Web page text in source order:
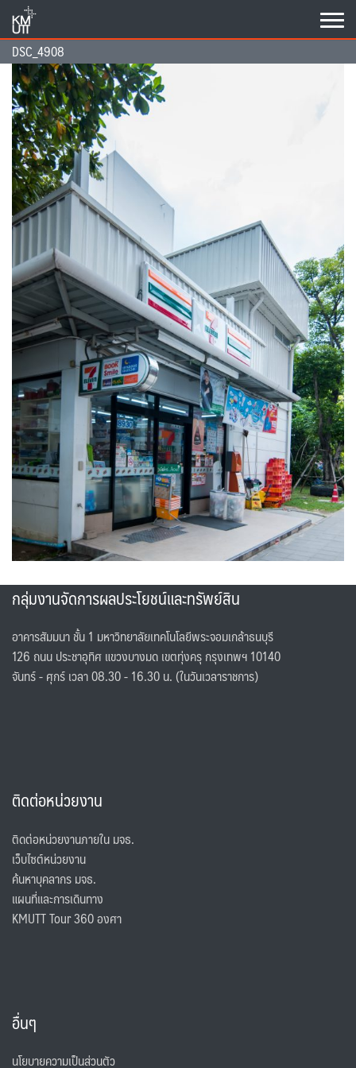
content
DSC_4908
กลุ่มงานจัดการผลประโยชน์และทรัพย์สิน
อาคารสัมมนา ชั้น 1 มหาวิทยาลัยเทคโนโลยีพระจอมเกล้าธนบุรี
126 ถนน ประชาอุทิศ แขวงบางมด เขตทุ่งครุ กรุงเทพฯ 10140
จันทร์ - ศุกร์ เวลา 08.30 - 16.30 น. (ในวันเวลาราชการ)
ติดต่อหน่วยงาน
ติดต่อหน่วยงานภายใน มจธ.
เว็บไซต์หน่วยงาน
ค้นหาบุคลากร มจธ.
แผนที่และการเดินทาง
KMUTT Tour 360 องศา
อื่นๆ
นโยบายความเป็นส่วนตัว